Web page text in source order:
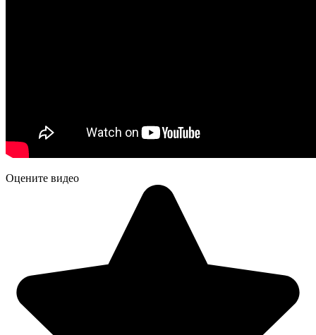
Оцените видео